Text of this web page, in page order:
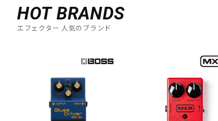
HOT BRANDS
エフェクター 人気のブランド